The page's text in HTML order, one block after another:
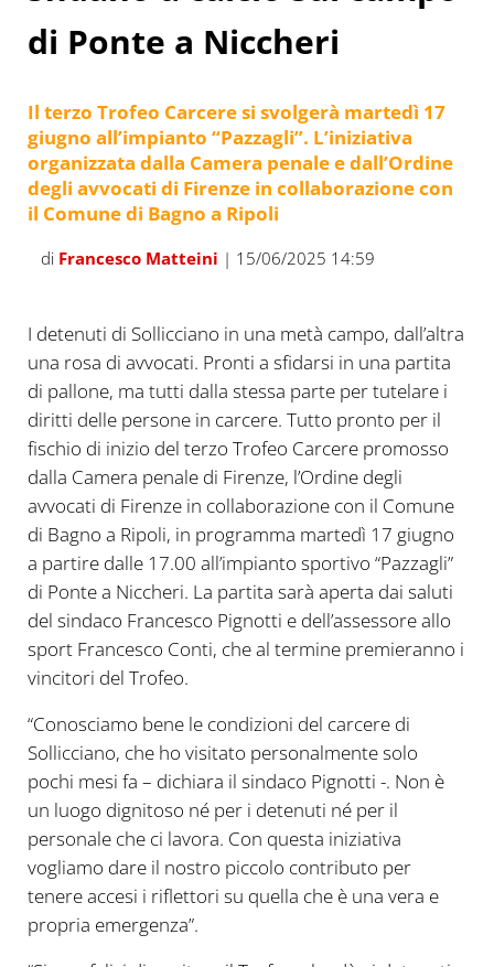
di Ponte a Niccheri
Il terzo Trofeo Carcere si svolgerà martedì 17
giugno all’impianto “Pazzagli”. L’iniziativa
organizzata dalla Camera penale e dall’Ordine
degli avvocati di Firenze in collaborazione con
il Comune di Bagno a Ripoli
di Francesco Matteini | 15/06/2025 14:59
I detenuti di Sollicciano in una metà campo, dall’altra
una rosa di avvocati. Pronti a sfidarsi in una partita
di pallone, ma tutti dalla stessa parte per tutelare i
diritti delle persone in carcere. Tutto pronto per il
fischio di inizio del terzo Trofeo Carcere promosso
dalla Camera penale di Firenze, l’Ordine degli
avvocati di Firenze in collaborazione con il Comune
di Bagno a Ripoli, in programma martedì 17 giugno
a partire dalle 17.00 all’impianto sportivo “Pazzagli”
di Ponte a Niccheri. La partita sarà aperta dai saluti
del sindaco Francesco Pignotti e dell’assessore allo
sport Francesco Conti, che al termine premieranno i
vincitori del Trofeo.
“Conosciamo bene le condizioni del carcere di
Sollicciano, che ho visitato personalmente solo
pochi mesi fa – dichiara il sindaco Pignotti -. Non è
un luogo dignitoso né per i detenuti né per il
personale che ci lavora. Con questa iniziativa
vogliamo dare il nostro piccolo contributo per
tenere accesi i riflettori su quella che è una vera e
propria emergenza”.